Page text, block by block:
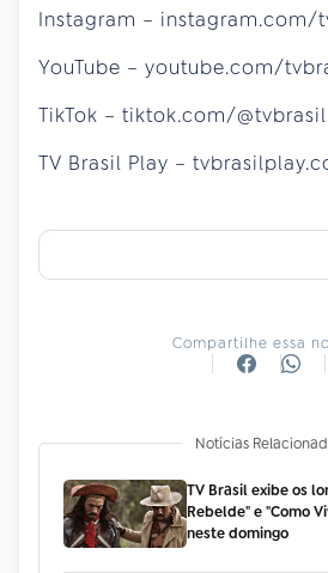
Instagram – instagram.com/
YouTube – youtube.com/
TikTok – tiktok.com/@tvbrasil
TV Brasil Play –
Compartilhe essa
Notícias
TV Brasil exibe os
Rebelde" e "Como
neste domingo